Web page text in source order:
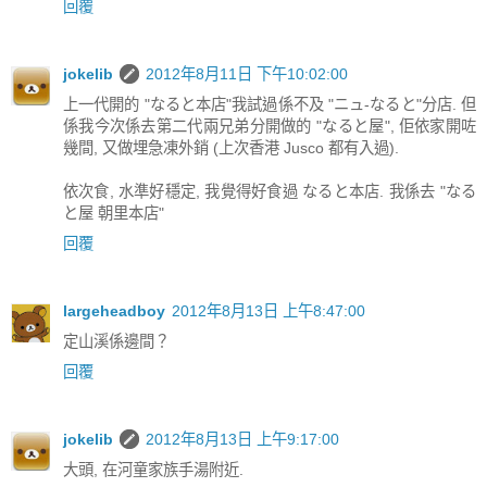
回覆
jokelib
2012年8月11日 下午10:02:00
上一代開的 "なると本店"我試過係不及 "ニュ‐なると"分店. 但
係我今次係去第二代兩兄弟分開做的 "なると屋", 佢依家開咗
幾間, 又做埋急凍外銷 (上次香港 Jusco 都有入過).
依次食, 水準好穩定, 我覺得好食過 なると本店. 我係去 "なる
と屋 朝里本店"
回覆
largeheadboy 2012年8月13日 上午8:47:00
定山溪係邊間？
回覆
jokelib
2012年8月13日 上午9:17:00
大頭, 在河童家族手湯附近.